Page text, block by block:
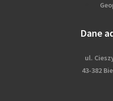
Dane
ul.
43-382